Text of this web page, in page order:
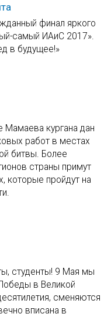
финал яркого
самый ИАиС 2017».
в будущее!»
кургана дан
работ в местах
битвы. Более
страны примут
которые пройдут на
студенты! 9 Мая мы
в Великой
сменяются
вписана в